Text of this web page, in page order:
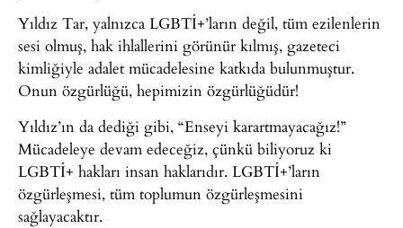
Yıldız Tar, yalnızca LGBTİ+’ların değil, tüm ezilenlerin
sesi olmuş, hak ihlallerini görünür kılmış, gazeteci
kimliğiyle adalet mücadelesine katkıda bulunmuştur.
Onun özgürlüğü, hepimizin özgürlüğüdür!
Yıldız’ın da dediği gibi, “Enseyi karartmayacağız!”
Mücadeleye devam edeceğiz, çünkü biliyoruz ki
LGBTİ+ hakları insan haklarıdır. LGBTİ+’ların
özgürleşmesi, tüm toplumun özgürleşmesini
sağlayacaktır.